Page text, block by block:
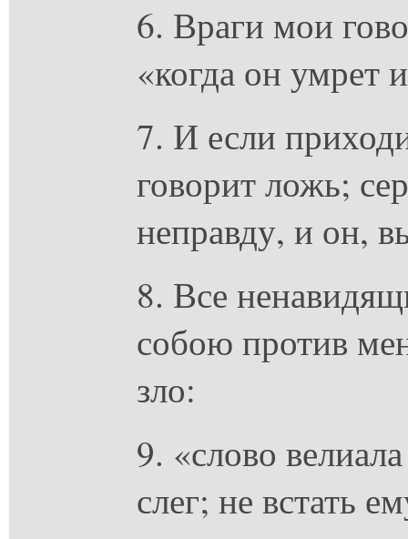
6. Враги мои
«когда он умрет
7. И если
говорит ложь;
неправду, и он,
8. Все
собою против
зло:
9. «слово
слег; не встать